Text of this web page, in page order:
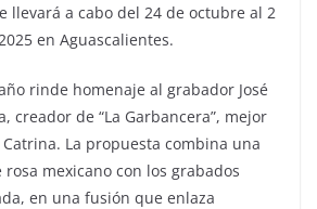
llevará a cabo del 24 de octubre al 2
en Aguascalientes.
rinde homenaje al grabador José
creador de “La Garbancera”, mejor
La propuesta combina una
mexicano con los grabados
en una fusión que enlaza